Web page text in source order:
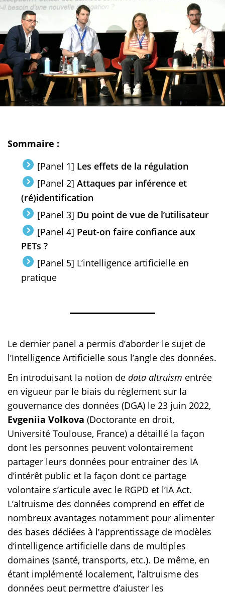
Sommaire :
[Panel 1] Les effets de la régulation
[Panel 2] Attaques par inférence et
(ré)identification
[Panel 3] Du point de vue de l’utilisateur
[Panel 4] Peut-on faire confiance aux
PETs ?
[Panel 5] L’intelligence artificielle en
pratique
Le dernier panel a permis d’aborder le sujet de
l’Intelligence Artificielle sous l’angle des données.
En introduisant la notion de data altruism entrée
en vigueur par le biais du règlement sur la
gouvernance des données (DGA) le 23 juin 2022,
Evgeniia Volkova (Doctorante en droit,
Université Toulouse, France) a détaillé la façon
dont les personnes peuvent volontairement
partager leurs données pour entrainer des IA
d’intérêt public et la façon dont ce partage
volontaire s’articule avec le RGPD et l’IA Act.
L’altruisme des données comprend en effet de
nombreux avantages notamment pour alimenter
des bases dédiées à l’apprentissage de modèles
d’intelligence artificielle dans de multiples
domaines (santé, transports, etc.). De même, en
étant implémenté localement, l’altruisme des
données peut permettre d’ajuster les